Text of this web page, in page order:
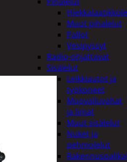
Muut pihalelut
Pallot
Vesipyssyt
Radio-ohjattavat
Sisälelut
Leikkiautot ja
työkoneet
Muovailuvahat
ja limat
Muut sisälelut
Nuket ja
pehmolelut